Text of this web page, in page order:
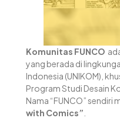
Komunitas FUNCO
yang berada di
Indonesia (UNIKOM),
Program Studi Desain
Nama “FUNCO” sendiri
with Comics”